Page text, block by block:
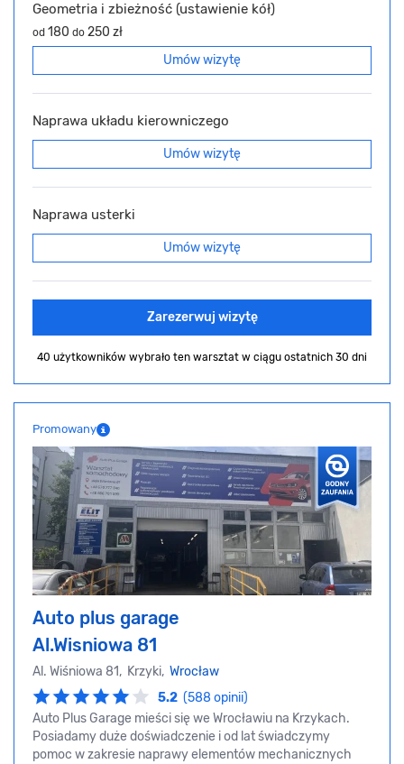
Geometria i zbieżność (ustawienie kół)
od 180 do 250 zł
Umów wizytę
Naprawa układu kierowniczego
Umów wizytę
Naprawa usterki
Umów wizytę
Zarezerwuj wizytę
40 użytkowników wybrało ten warsztat w ciągu ostatnich 30 dni
Promowany
Auto plus garage
Al.Wisniowa 81
Al. Wiśniowa 81, Krzyki, Wrocław
5.2 (588 opinii)
Auto Plus Garage mieści się we Wrocławiu na Krzykach.
Posiadamy duże doświadczenie i od lat świadczymy
pomoc w zakresie naprawy elementów mechanicznych